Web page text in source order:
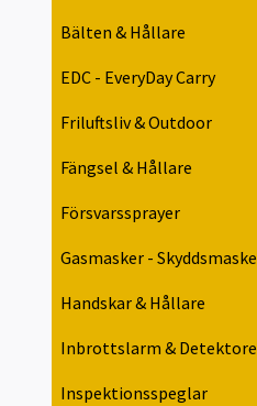
Bälten & Hållare
EDC - EveryDay Carry
Friluftsliv & Outdoor
Fängsel & Hållare
Försvarssprayer
Gasmasker -
Handskar & Hållare
Inbrottslarm &
Inspektionsspeglar